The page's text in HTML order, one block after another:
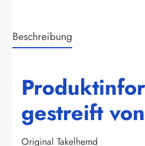
Beschreibung
gestreift
Original Takelhemd